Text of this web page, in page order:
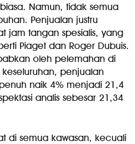
Namun, tidak semua
Penjualan justru
jam tangan spesialis, yang
Piaget dan Roger Dubuis.
oleh pelemahan di
keseluruhan, penjualan
naik 4% menjadi 21,4
analis sebesar 21,34
di semua kawasan, kecuali